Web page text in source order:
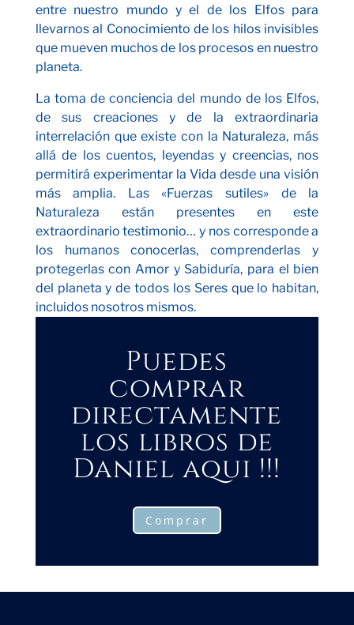
entre nuestro mundo y el de los Elfos para
llevarnos al Conocimiento de los hilos invisibles
que mueven muchos de los procesos en nuestro
planeta.
La toma de conciencia del mundo de los Elfos,
de sus creaciones y de la extraordinaria
interrelación que existe con la Naturaleza, más
allá de los cuentos, leyendas y creencias, nos
permitirá experimentar la Vida desde una visión
más amplia. Las «Fuerzas sutiles» de la
Naturaleza están presentes en este
extraordinario testimonio… y nos corresponde a
los humanos conocerlas, comprenderlas y
protegerlas con Amor y Sabiduría, para el bien
del planeta y de todos los Seres que lo habitan,
incluidos nosotros mismos.
Puedes
comprar
directamente
los libros de
Daniel aqui !!!
Comprar